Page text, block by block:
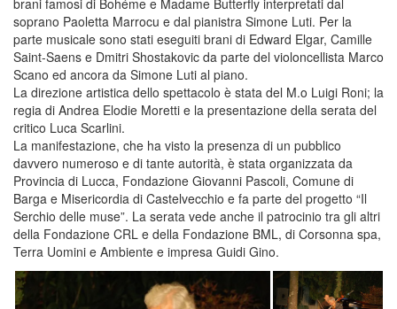
soprano Paoletta Marrocu e dal pianistra Simone Luti. Per la
parte musicale sono stati eseguiti brani di Edward Elgar, Camille
Saint-Saens e Dmitri Shostakovic da parte del violoncellista Marco
Scano ed ancora da Simone Luti al piano.
La direzione artistica dello spettacolo è stata del M.o Luigi Roni; la
regia di Andrea Elodie Moretti e la presentazione della serata del
critico Luca Scarlini.
La manifestazione, che ha visto la presenza di un pubblico
davvero numeroso e di tante autorità, è stata organizzata da
Provincia di Lucca, Fondazione Giovanni Pascoli, Comune di
Barga e Misericordia di Castelvecchio e fa parte del progetto “Il
Serchio delle muse”. La serata vede anche il patrocinio tra gli altri
della Fondazione CRL e della Fondazione BML, di Corsonna spa,
Terra Uomini e Ambiente e impresa Guidi Gino.